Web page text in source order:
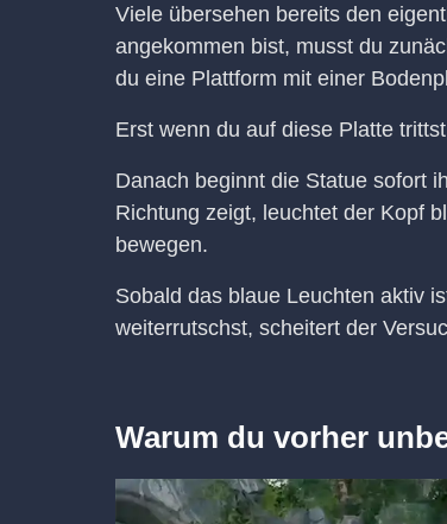
Viele übersehen bereits den
angekommen bist, musst du
du eine Plattform mit einer
Erst wenn du auf diese Platte
Danach beginnt die Statue sofort
Richtung zeigt, leuchtet der Kopf
bewegen.
Sobald das blaue Leuchten aktiv
weiterrutschst, scheitert der
Warum du vorher